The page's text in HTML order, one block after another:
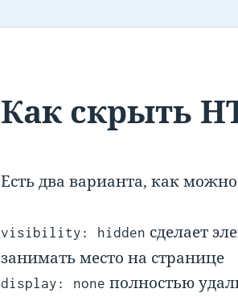
Как скрыть
Есть два варианта, как
visibility: hidden сделает
занимать место на странице
display: none полностью